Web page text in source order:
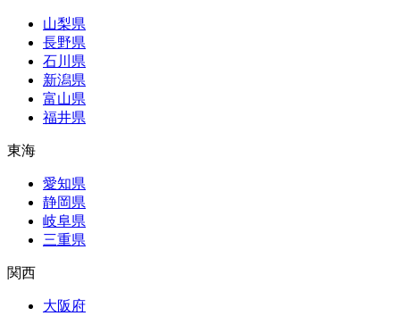
山梨県
長野県
石川県
新潟県
富山県
福井県
東海
愛知県
静岡県
岐阜県
三重県
関西
大阪府